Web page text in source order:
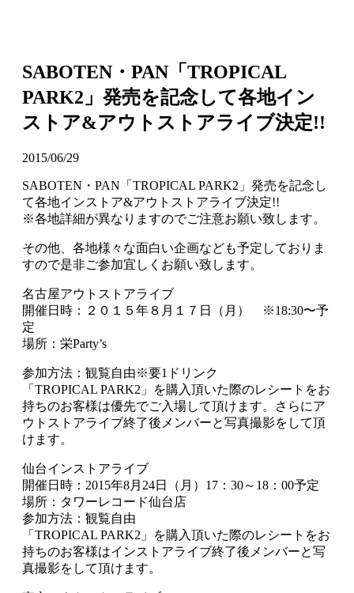
SABOTEN・PAN「TROPICAL
PARK2」発売を記念して各地イン
ストア&アウトストアライブ決定!!
2015/06/29
SABOTEN・PAN「TROPICAL PARK2」発売を記念し
て各地インストア&アウトストアライブ決定!!
※各地詳細が異なりますのでご注意お願い致します。
その他、各地様々な面白い企画なども予定しておりま
すので是非ご参加宜しくお願い致します。
名古屋アウトストアライブ
開催日時：２０１５年８月１７日（月） ※18:30〜予
定
場所：栄Party’s
参加方法：観覧自由※要1ドリンク
「TROPICAL PARK2」を購入頂いた際のレシートをお
持ちのお客様は優先でご入場して頂けます。さらにア
ウトストアライブ終了後メンバーと写真撮影をして頂
けます。
仙台インストアライブ
開催日時：2015年8月24日（月）17：30～18：00予定
場所：タワーレコード仙台店
参加方法：観覧自由
「TROPICAL PARK2」を購入頂いた際のレシートをお
持ちのお客様はインストアライブ終了後メンバーと写
真撮影をして頂けます。